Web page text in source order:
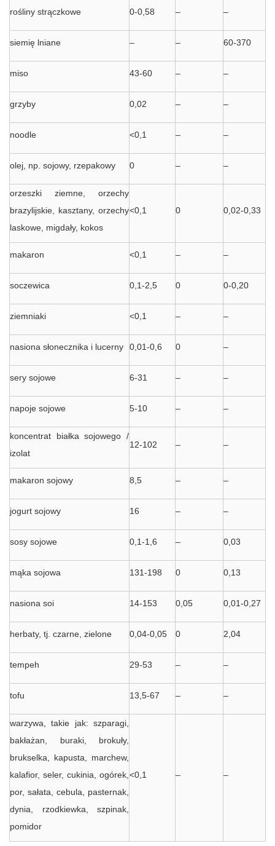
rośliny strączkowe 0-0,58 – –
siemię lniane – – 60-370
miso 43-60 – –
grzyby 0,02 – –
noodle <0,1 – –
olej, np. sojowy, rzepakowy 0 – –
orzeszki ziemne, orzechy
brazylijskie, kasztany, orzechy
laskowe, migdały, kokos
<0,1 0 0,02-0,33
makaron <0,1 – –
soczewica 0,1-2,5 0 0-0,20
ziemniaki <0,1 – –
nasiona słonecznika i lucerny 0,01-0,6 0 –
sery sojowe 6-31 – –
napoje sojowe 5-10 – –
koncentrat białka sojowego /
izolat
12-102 – –
makaron sojowy 8,5 – –
jogurt sojowy 16 – –
sosy sojowe 0,1-1,6 – 0,03
mąka sojowa 131-198 0 0,13
nasiona soi 14-153 0,05 0,01-0,27
herbaty, tj. czarne, zielone 0,04-0,05 0 2,04
tempeh 29-53 – –
tofu 13,5-67 – –
warzywa, takie jak: szparagi,
bakłażan, buraki, brokuły,
brukselka, kapusta, marchew,
kalafior, seler, cukinia, ogórek,
por, sałata, cebula, pasternak,
dynia, rzodkiewka, szpinak,
pomidor
<0,1 – –